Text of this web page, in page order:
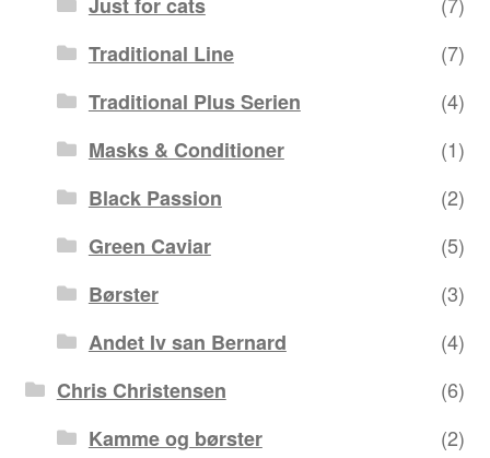
Traditional Line
(7)
Traditional Plus Serien
(4)
Masks & Conditioner
(1)
Black Passion
(2)
Green Caviar
(5)
Børster
(3)
Andet Iv san Bernard
(4)
Chris Christensen
(6)
Kamme og børster
(2)